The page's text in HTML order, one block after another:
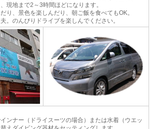
現地まで2～3時間ほどになります。
り、景色を楽しんだり、朝ご飯を食べてもOK。
。のんびりドライブを楽しんでください。
ンナー（ドライスーツの場合）または水着（ウエッ